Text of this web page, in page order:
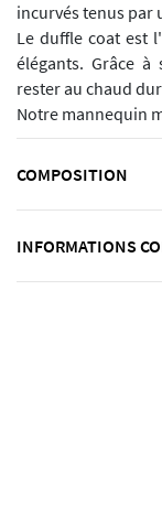
incurvés tenus par
Le duffle coat est
élégants. Grâce
rester au chaud
Notre mannequin
COMPOSITION
INFORMATIONS